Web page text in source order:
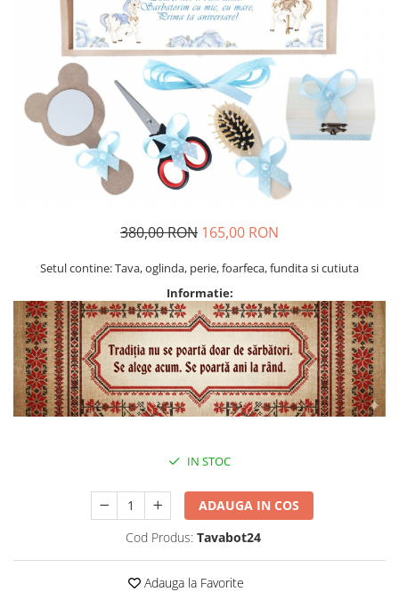
Treninguri
Ii traditionale
Rochii traditionale
Rochii Elegante
Costume populare
Fote & Catrinte
380,00 RON 165,00 RON
Setul contine: Tava, oglinda, perie, foarfeca, fundita si cutiuta
Informatie:
IN STOC
ADAUGA IN COS
Cod Produs: Tavabot24
Adauga la Favorite